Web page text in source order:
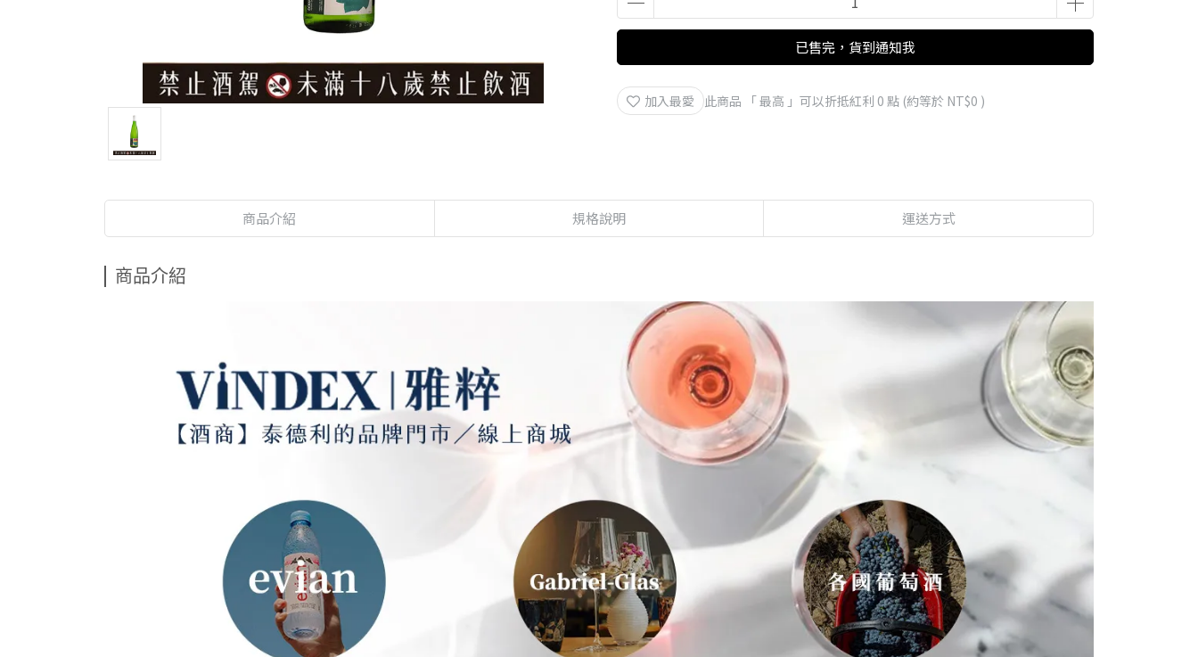
已售完，貨到通知我
加入最愛 此商品 「 最高 」可以折抵紅利 0 點 (約等於 NT$0 )
商品介紹 規格說明 運送方式
商品介紹